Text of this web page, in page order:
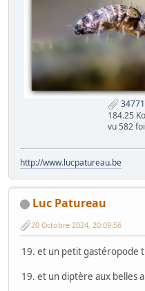
184.25
vu 582
http://www.lucpatureau.be
Luc Patureau
20 Octobre 2024, 20:09:56
19. et un petit gastéropode
19. et un diptère aux belles